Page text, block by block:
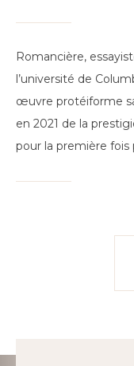
Romancière,
l’université de
œuvre protéiforme
en 2021 de la
pour la première fois